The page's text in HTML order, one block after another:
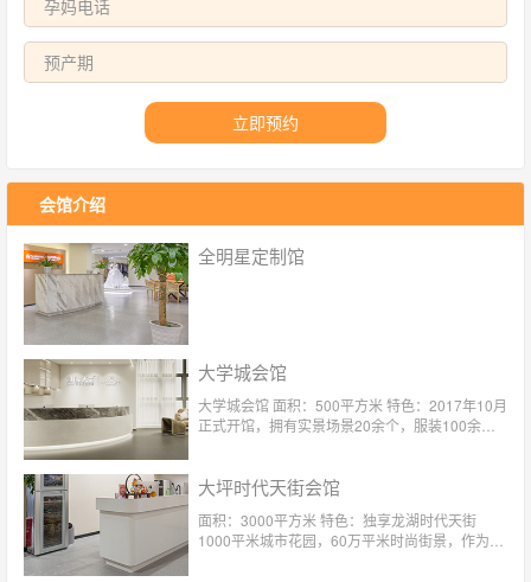
立即预约
会馆介绍
全明星定制馆
大学城会馆
大学城会馆 面积：500平方米 特色：2017年10月
正式开馆，拥有实景场景20余个，服装100余
大坪时代天街会馆
面积：3000平方米 特色：独享龙湖时代天街
1000平米城市花园，60万平米时尚街景，作为玛